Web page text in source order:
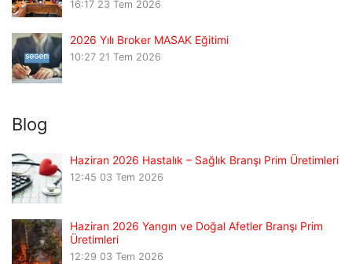
16:17 23 Tem 2026
2026 Yılı Broker MASAK Eğitimi
10:27 21 Tem 2026
Blog
Haziran 2026 Hastalık – Sağlık Branşı Prim Üretimleri
12:45 03 Tem 2026
Haziran 2026 Yangın ve Doğal Afetler Branşı Prim
Üretimleri
12:29 03 Tem 2026